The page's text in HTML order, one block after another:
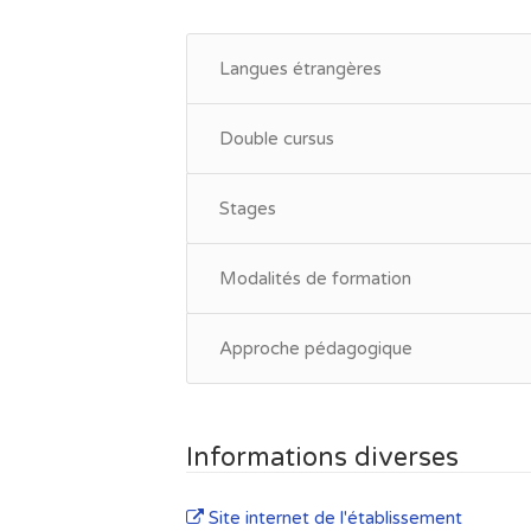
• Ingénierie des protéines
• Production de protéines recombinantes
• Production de phages thérapeutiques
Concept de base
• Biologie des systèmes (omics)
Genomics / Transcriptomics /
Langues étrangères
Double cursus
Stages
Modalités de formation
Approche pédagogique
Informations diverses
Site internet de l'établissement